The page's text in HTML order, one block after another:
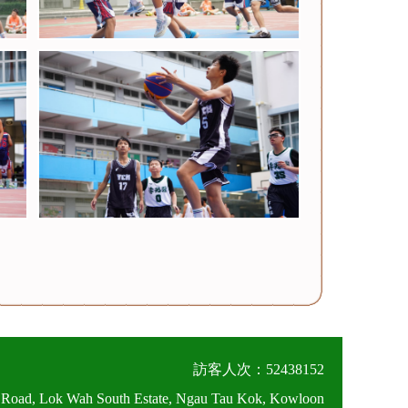
訪客人次：52438152
Lok Wah South Estate, Ngau Tau Kok, Kowloon